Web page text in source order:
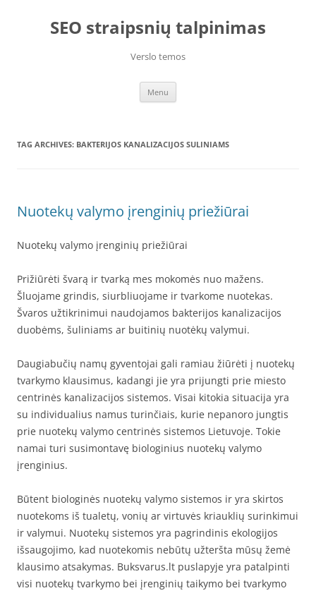
contentSEO straipsnių talpinimas
Verslo temos
Menu
TAG ARCHIVES: BAKTERIJOS KANALIZACIJOS SULINIAMS
Nuotekų valymo įrenginių priežiūrai
Nuotekų valymo įrenginių priežiūrai
Prižiūrėti švarą ir tvarką mes mokomės nuo mažens.
Šluojame grindis, siurbliuojame ir tvarkome nuotekas.
Švaros užtikrinimui naudojamos bakterijos kanalizacijos
duobėms, šuliniams ar buitinių nuotėkų valymui.
Daugiabučių namų gyventojai gali ramiau žiūrėti į nuotekų
tvarkymo klausimus, kadangi jie yra prijungti prie miesto
centrinės kanalizacijos sistemos. Visai kitokia situacija yra
su individualius namus turinčiais, kurie nepanoro jungtis
prie nuotekų valymo centrinės sistemos Lietuvoje. Tokie
namai turi susimontavę biologinius nuotekų valymo
įrenginius.
Būtent biologinės nuotekų valymo sistemos ir yra skirtos
nuotekoms iš tualetų, vonių ar virtuvės kriauklių surinkimui
ir valymui. Nuotekų sistemos yra pagrindinis ekologijos
išsaugojimo, kad nuotekomis nebūtų užteršta mūsų žemė
klausimo atsakymas. Buksvarus.lt puslapyje yra patalpinti
visi nuotekų tvarkymo bei įrenginių taikymo bei tvarkymo